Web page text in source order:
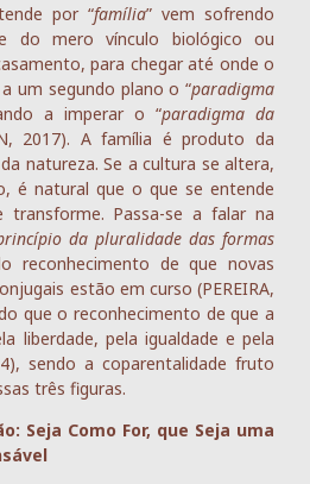
por “família” vem sofrendo
do mero vínculo biológico ou
para chegar até onde o
um segundo plano o “paradigma
a imperar o “paradigma da
2017). A família é produto da
natureza. Se a cultura se altera,
é natural que o que se entende
Passa-se a falar na
da pluralidade das formas
reconhecimento de que novas
estão em curso (PEREIRA,
que o reconhecimento de que a
liberdade, pela igualdade e pela
sendo a coparentalidade fruto
três figuras.
Seja Como For, que Seja uma